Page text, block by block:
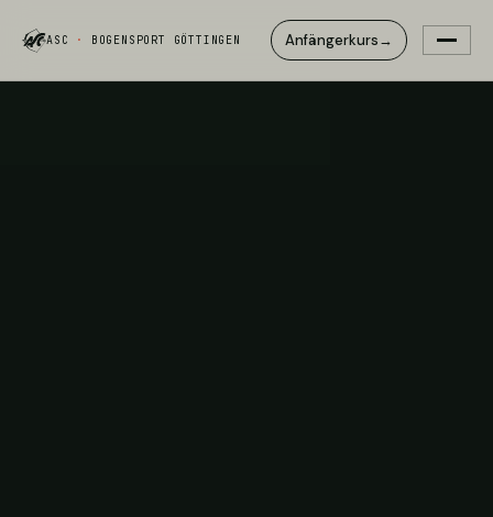
ASC · BOGENSPORT GÖTTINGEN Anfängerkurs→